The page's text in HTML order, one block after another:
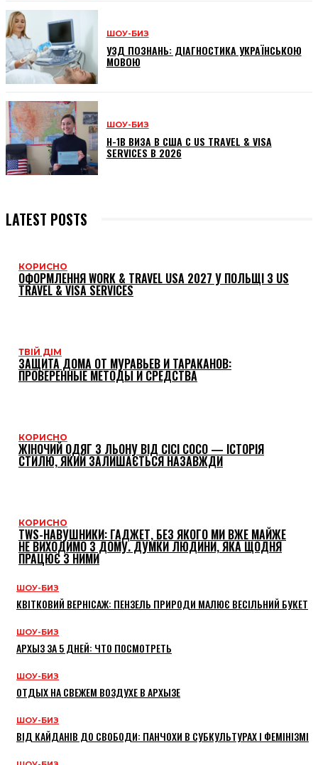
ШОУ-БИЗ
УЗД ПОЗНАНЬ: ДІАГНОСТИКА УКРАЇНСЬКОЮ
МОВОЮ
ШОУ-БИЗ
H-1B ВИЗА В США С US TRAVEL & VISA
SERVICES В 2026
LATEST POSTS
КОРИСНО
ОФОРМЛЕННЯ WORK & TRAVEL USA 2027 У ПОЛЬЩІ З US
TRAVEL & VISA SERVICES
ТВІЙ ДІМ
ЗАЩИТА ДОМА ОТ МУРАВЬЕВ И ТАРАКАНОВ:
ПРОВЕРЕННЫЕ МЕТОДЫ И СРЕДСТВА
КОРИСНО
ЖІНОЧИЙ ОДЯГ З ЛЬОНУ ВІД CICI COCO — ІСТОРІЯ
СТИЛЮ, ЯКИЙ ЗАЛИШАЄТЬСЯ НАЗАВЖДИ
КОРИСНО
TWS-НАВУШНИКИ: ГАДЖЕТ, БЕЗ ЯКОГО МИ ВЖЕ МАЙЖЕ
НЕ ВИХОДИМО З ДОМУ. ДУМКИ ЛЮДИНИ, ЯКА ЩОДНЯ
ПРАЦЮЄ З НИМИ
ШОУ-БИЗ
КВІТКОВИЙ ВЕРНІСАЖ: ПЕНЗЕЛЬ ПРИРОДИ МАЛЮЄ ВЕСІЛЬНИЙ БУКЕТ
ШОУ-БИЗ
АРХЫЗ ЗА 5 ДНЕЙ: ЧТО ПОСМОТРЕТЬ
ШОУ-БИЗ
ОТДЫХ НА СВЕЖЕМ ВОЗДУХЕ В АРХЫЗЕ
ШОУ-БИЗ
ВІД КАЙДАНІВ ДО СВОБОДИ: ПАНЧОХИ В СУБКУЛЬТУРАХ І ФЕМІНІЗМІ